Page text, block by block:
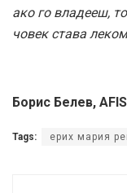
ако го владееш,
човек става
Борис Белев,
Tags: ерих мария